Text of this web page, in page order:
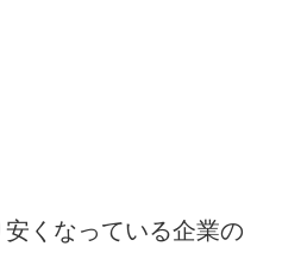
くなっている企業の